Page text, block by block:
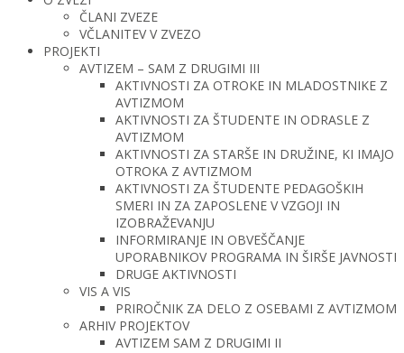
ČLANI ZVEZE
VČLANITEV V ZVEZO
PROJEKTI
AVTIZEM – SAM Z DRUGIMI III
AKTIVNOSTI ZA OTROKE IN MLADOSTNIKE Z
AVTIZMOM
AKTIVNOSTI ZA ŠTUDENTE IN ODRASLE Z
AVTIZMOM
AKTIVNOSTI ZA STARŠE IN DRUŽINE, KI IMAJO
OTROKA Z AVTIZMOM
AKTIVNOSTI ZA ŠTUDENTE PEDAGOŠKIH
SMERI IN ZA ZAPOSLENE V VZGOJI IN
IZOBRAŽEVANJU
INFORMIRANJE IN OBVEŠČANJE
UPORABNIKOV PROGRAMA IN ŠIRŠE JAVNOSTI
DRUGE AKTIVNOSTI
VIS A VIS
PRIROČNIK ZA DELO Z OSEBAMI Z AVTIZMOM
ARHIV PROJEKTOV
AVTIZEM SAM Z DRUGIMI II